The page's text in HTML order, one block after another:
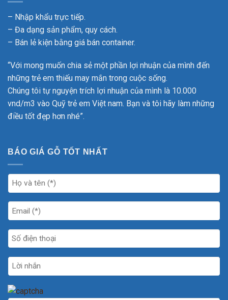
– Nhập khẩu trực tiếp.
– Đa dạng sản phẩm, quy cách.
– Bán lẻ kiện bằng giá bán container.
“Với mong muốn chia sẻ một phần lợi nhuận của mình đến
những trẻ em thiếu may mắn trong cuộc sống.
Chúng tôi tự nguyện trích lợi nhuận của mình là 10.000
vnd/m3 vào Quỹ trẻ em Việt nam. Bạn và tôi hãy làm những
điều tốt đẹp hơn nhé”.
BÁO GIÁ GỖ TỐT NHẤT